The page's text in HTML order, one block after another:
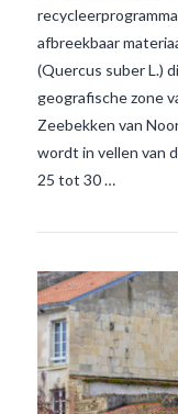
afbreekbaar
(Quercus suber L.)
geografische zone
Zeebekken van
wordt in vellen van
25 tot 30 …